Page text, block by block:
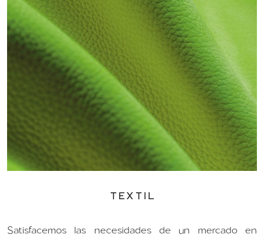
TEXTIL
Satisfacemos las necesidades de un mercado en